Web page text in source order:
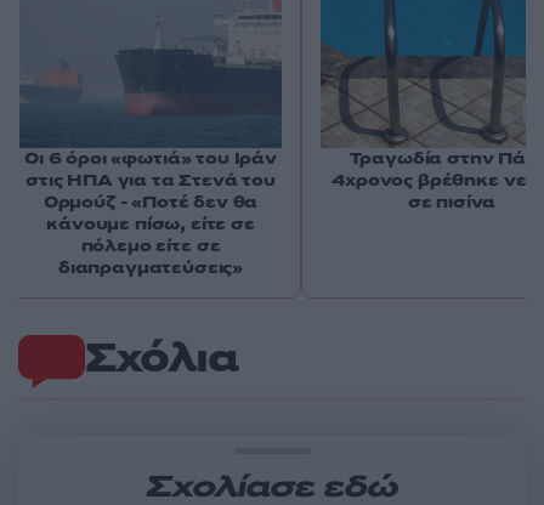
Σχόλια
Σχολίασε εδώ
Οι 6 όροι «φωτιά» του Ιράν
στις ΗΠΑ για τα Στενά του
Ορμούζ - «Ποτέ δεν θα
κάνουμε πίσω, είτε σε
πόλεμο είτε σε
διαπραγματεύσεις»
Τραγωδία στην
4χρονος βρέθηκε
σε πισίνα